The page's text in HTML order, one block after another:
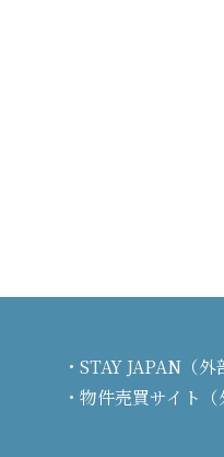
STAY JAPAN（外
物件売買サイト（